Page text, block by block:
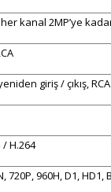
her kanal 2MP’ye
giriş / çıkış, RCA
/ H.264
720P, 960H, D1, HD1,